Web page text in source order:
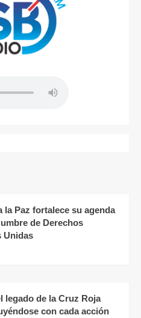
Paz fortalece su agenda
de Derechos
Unidas
legado de la Cruz Roja
con cada acción